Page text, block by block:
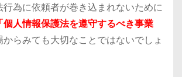
為に依頼者が巻き込まれないために
「個人情報保護法を遵守するべき事業
からみても大切なことではないでしょ